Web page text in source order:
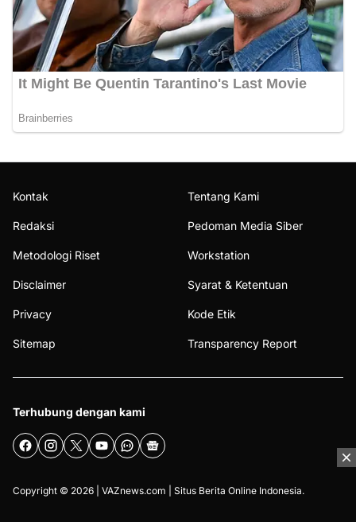
Kontak Tentang Kami
Redaksi Pedoman Media Siber
Metodologi Riset Workstation
Disclaimer Syarat & Ketentuan
Privacy Kode Etik
Sitemap Transparency Report
Terhubung dengan kami
Copyright © 2026 | VAZnews.com | Situs Berita Online Indonesia.